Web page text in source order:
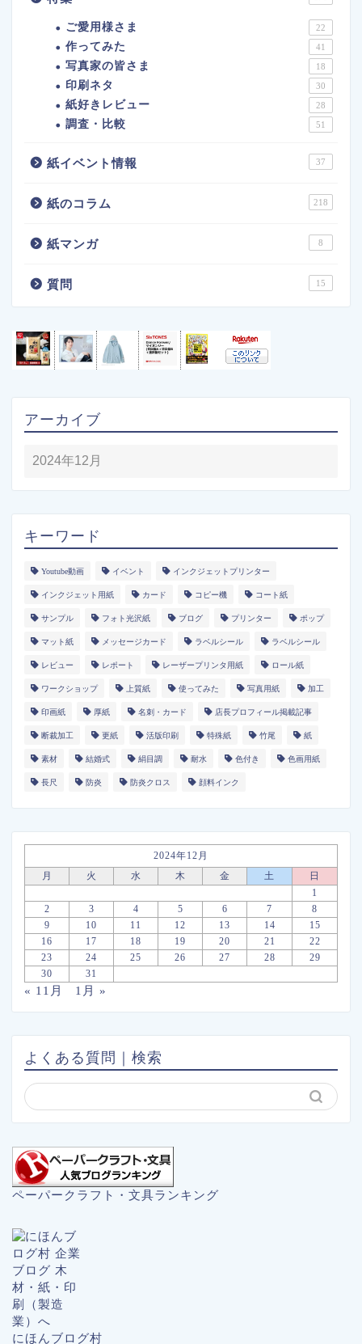
ご愛用様さま 22
作ってみた 41
写真家の皆さま 18
印刷ネタ 30
紙好きレビュー 28
調査・比較 51
紙イベント情報 37
紙のコラム 218
紙マンガ 8
質問 15
アーカイブ
キーワード
Youtube動画 イベント インクジェットプリンター
インクジェット用紙 カード コピー機 コート紙
サンプル フォト光沢紙 ブログ プリンター ポップ
マット紙 メッセージカード ラベルシール ラベルシール
レビュー レポート レーザープリンタ用紙 ロール紙
ワークショップ 上質紙 使ってみた 写真用紙 加工
印画紙 厚紙 名刺・カード 店長プロフィール掲載記事
断裁加工 更紙 活版印刷 特殊紙 竹尾 紙
素材 結婚式 絹目調 耐水 色付き 色画用紙
長尺 防炎 防炎クロス 顔料インク
2024年12月
月
火 水 木 金 土
日
1
2
3 4 5 6 7
8
9
10 11 12 13 14
15
16
17 18 19 20 21
22
23
24 25 26 27 28
29
30
31
« 11月 1月 »
よくある質問｜検索
ペーパークラフト・文具ランキング
にほんブログ村